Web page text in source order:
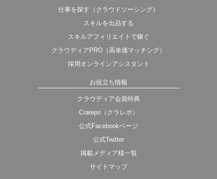
仕事を探す（クラウドソーシング）
スキルを出品する
スキルアフィリエイトで稼ぐ
クラウディアPRO（高単価マッチング）
採用オンラインアシスタント
お役立ち情報
クラウディア会員特典
Crarepo（クラレポ）
公式Facebookページ
公式Twitter
掲載メディア様一覧
サイトマップ